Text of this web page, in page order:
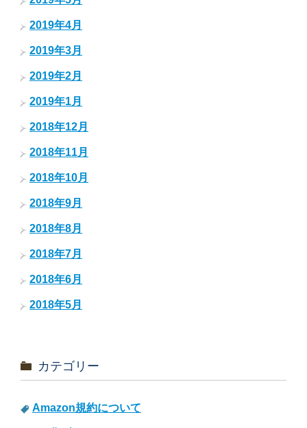
2019年4月
2019年3月
2019年2月
2019年1月
2018年12月
2018年11月
2018年10月
2018年9月
2018年8月
2018年7月
2018年6月
2018年5月
カテゴリー
Amazon規約について